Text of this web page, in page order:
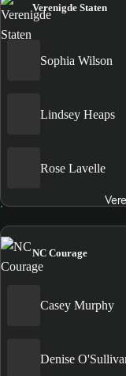
Verenigde Staten
Sophia Wilson
Lindsey Heaps
Rose Lavelle
NC Courage
Casey Murphy
Denise